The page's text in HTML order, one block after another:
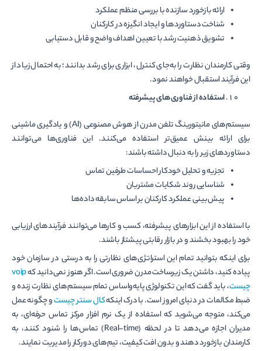
ارائه بازخورد سازنده با بررسی منظم عملکرد
شناخت دستاوردها و ایجاد انگیزه در کارکنان
تشویق ذهنیت رشد با تعیین اهداف واضح و قابل دستیابی
وقتی کارمندان نظارت را به‌جای کنترل، ابزاری برای رشد بدانند؛ به احتمال زیاد از
این فرآیند استقبال خواهند نمود.
استفاده از فناوری‌های پیشرفته
سیستم‌های مانیتورینگ تلفن مدرن از هوش مصنوعی (AI) و یادگیری ماشینی
برای ارائه بینش عمیق‌تر استفاده می‌کنند. این فناوری‌ها می‌توانند
دستاوردهای زیر را به دنبال داشته باشند:
تجزیه و تحلیل خودکار احساسات طرفین تماس
شناسایی روند شکایات مشتریان
پیش‌بینی عملکرد کارکنان بر اساس سابقه داده‌ها
با استفاده از این ابزارهای پیشرفته، کسب و کارها می‌توانند فرآیندهای ارزیابی
خود را بهبود بخشند و در بازار رقابتی پیشتاز باشند.
برای اینکه بتوانید تمام این استراتژی‌های نظارتی را به درستی در سازمان خود
پیاده کنید، داشتن یک زیرساخت مدرن ضروری است. اگر هنوز نمی‌دانید کهvoip
چیست، باید گفت که این تکنولوژی پایه‌و‌اساس تمام سیستم‌های نظارت زنده و
ضبط مکالمات در دنیای امروز است. با درک اینکهکال سنتر چیستو چگونه عمل
می‌کند، متوجه می‌شوید که استفاده از یک نرم افزار مرکز تماس حرفه‌ای، به
مدیران اجازه می‌دهد تا در لحظه (Real-time) تماس‌ها را شنود کنند، به
کارمندان بازخورد دهند و بدون افت کیفیت، تیم‌های دورکار را مدیریت نمایند.